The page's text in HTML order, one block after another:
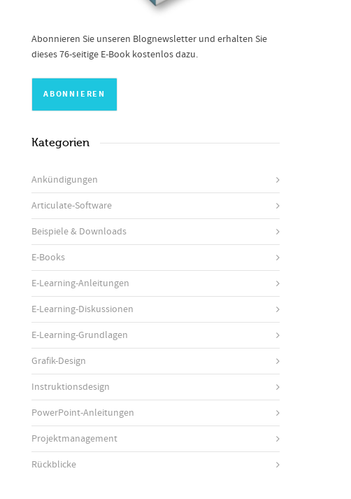
Abonnieren Sie unseren Blognewsletter und erhalten Sie
dieses 76-seitige E-Book kostenlos dazu.
Kategorien
Ankündigungen
Articulate-Software
Beispiele & Downloads
E-Books
E-Learning-Anleitungen
E-Learning-Diskussionen
E-Learning-Grundlagen
Grafik-Design
Instruktionsdesign
PowerPoint-Anleitungen
Projektmanagement
Rückblicke